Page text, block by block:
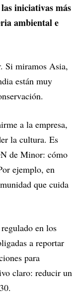
iniciativas más
ambiental e
Si miramos Asia,
están muy
a la empresa,
la cultura. Es
de Minor: cómo
ejemplo, en
que cuida
en los
a reportar
para
claro: reducir un